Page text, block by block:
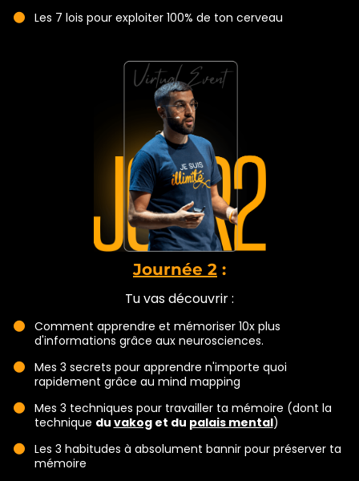
Les 7 lois pour exploiter 100% de ton cerveau
Journée 2 :
Tu vas découvrir :
Comment apprendre et mémoriser 10x plus
d'informations grâce aux neurosciences.
Mes 3 secrets pour apprendre n'importe quoi
rapidement grâce au mind mapping
Mes 3 techniques pour travailler ta mémoire (dont la
technique du vakoget du palais mental)
Les 3 habitudes à absolument bannir pour préserver ta
mémoire